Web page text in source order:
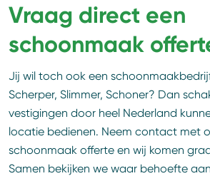
Vraag direct een
schoonmaak
Jij wil toch ook een
Scherper, Slimmer, Schoner? Dan
vestigingen door heel Nederland
locatie bedienen. Neem contact met
schoonmaak offerte en wij komen
Samen bekijken we waar behoefte